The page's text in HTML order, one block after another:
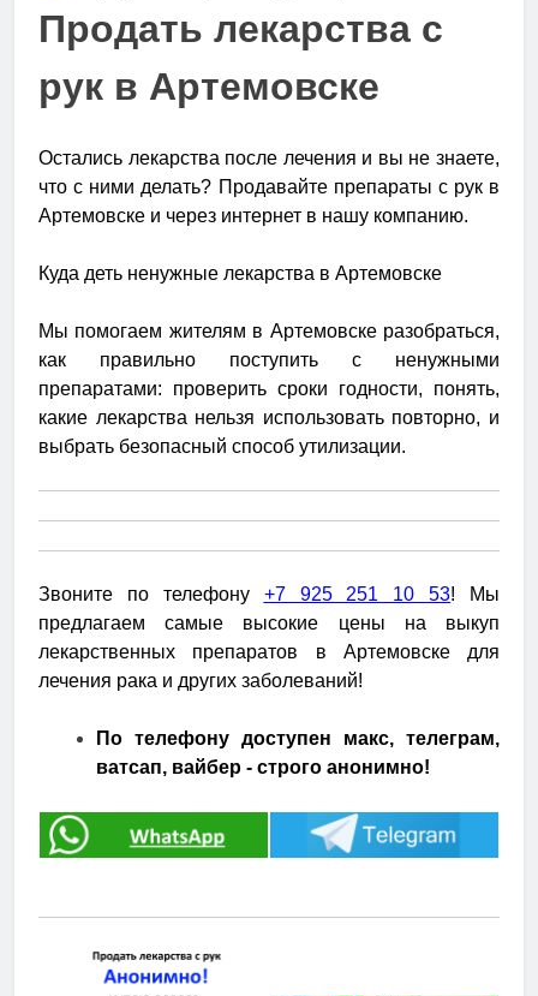
Продать лекарства с
рук в Артемовске
Остались лекарства после лечения и вы не знаете,
что с ними делать? Продавайте препараты с рук в
Артемовске и через интернет в нашу компанию.
Куда деть ненужные лекарства в Артемовске
Мы помогаем жителям в Артемовске разобраться,
как правильно поступить с ненужными
препаратами: проверить сроки годности, понять,
какие лекарства нельзя использовать повторно, и
выбрать безопасный способ утилизации.
Звоните по телефону +7 925 251 10 53! Мы
предлагаем самые высокие цены на выкуп
лекарственных препаратов в Артемовске для
лечения рака и других заболеваний!
По телефону доступен макс, телеграм,
ватсап, вайбер - строго анонимно!